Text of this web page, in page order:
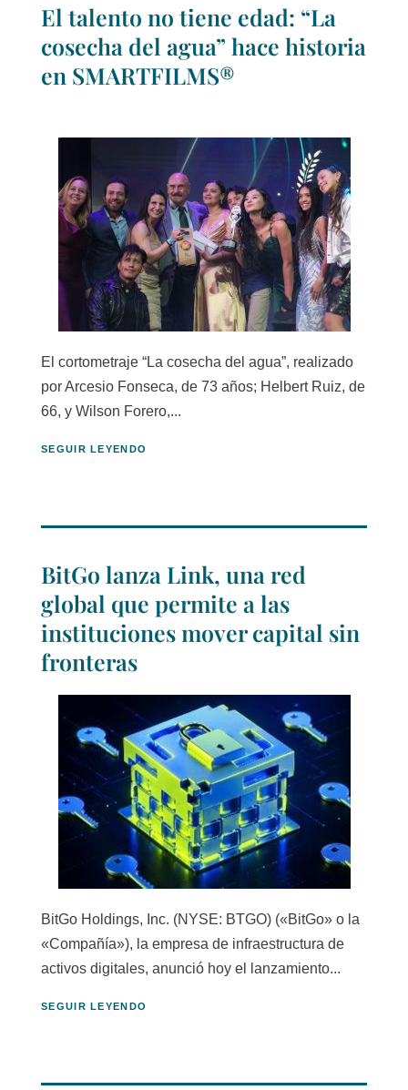
El talento no tiene edad: “La
cosecha del agua” hace historia
en SMARTFILMS®
El cortometraje “La cosecha del agua”, realizado
por Arcesio Fonseca, de 73 años; Helbert Ruiz, de
66, y Wilson Forero,...
SEGUIR LEYENDO
BitGo lanza Link, una red
global que permite a las
instituciones mover capital sin
fronteras
BitGo Holdings, Inc. (NYSE: BTGO) («BitGo» o la
«Compañía»), la empresa de infraestructura de
activos digitales, anunció hoy el lanzamiento...
SEGUIR LEYENDO